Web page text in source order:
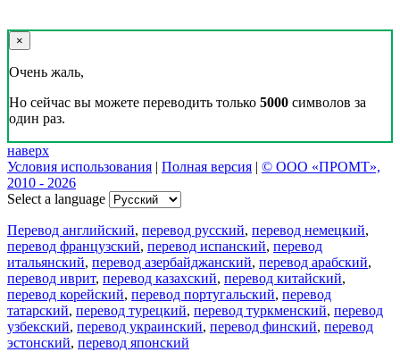
×
Очень жаль,
Но сейчас вы можете переводить только 5000 символов за
один раз.
наверх
Условия использования | Полная версия | © ООО «ПРОМТ»,
2010 - 2026
Select a language
Перевод английский, перевод русский, перевод немецкий,
перевод французский, перевод испанский, перевод
итальянский, перевод азербайджанский, перевод арабский,
перевод иврит, перевод казахский, перевод китайский,
перевод корейский, перевод португальский, перевод
татарский, перевод турецкий, перевод туркменский, перевод
узбекский, перевод украинский, перевод финский, перевод
эстонский, перевод японский